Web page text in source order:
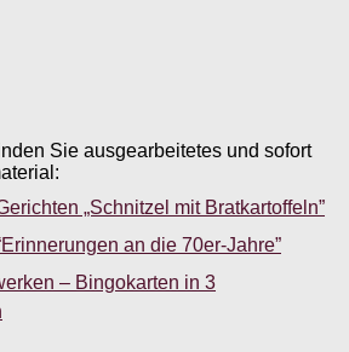
Sie ausgearbeitetes und sofort
„Schnitzel mit Bratkartoffeln”
an die 70er-Jahre”
– Bingokarten in 3